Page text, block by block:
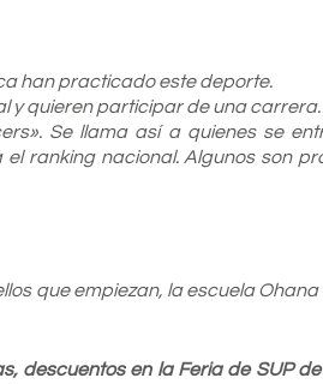
han practicado este deporte.
y quieren participar de una carrera.
Se llama así a quienes se
ranking nacional. Algunos son
que empiezan, la escuela Ohana
descuentos en la Feria de SUP